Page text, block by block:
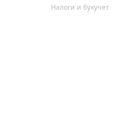
Налоги и бухучет